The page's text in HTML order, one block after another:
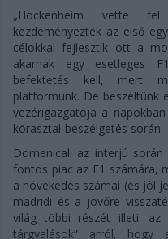
„Hockenheim vette
kezdeményezték az első
célokkal fejlesztik ott a
akarnak egy esetleges
befektetés kell, mert
platformunk. De beszéltünk
vezérigazgatója a
körasztal-beszélgetés során.
Domenicali az interjú
fontos piac az F1 számára,
a növekedés számai (és jól
madridi és a jövőre
világ többi részét illeti: az
tárgyalások” arról, hogy